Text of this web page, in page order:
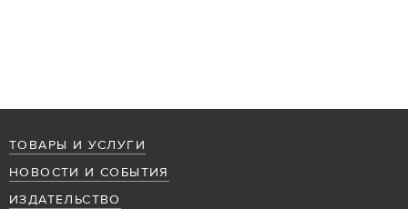
ТОВАРЫ И УСЛУГИ
НОВОСТИ И СОБЫТИЯ
ИЗДАТЕЛЬСТВО